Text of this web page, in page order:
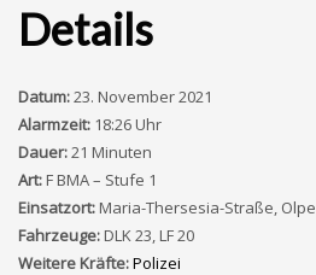
Details
Datum:23. November 2021
Alarmzeit: 18:26 Uhr
Dauer:21 Minuten
Art:F BMA – Stufe 1
Einsatzort:Maria-Thersesia-Straße, Olpe
Fahrzeuge:DLK 23, LF 20
Weitere Kräfte:Polizei